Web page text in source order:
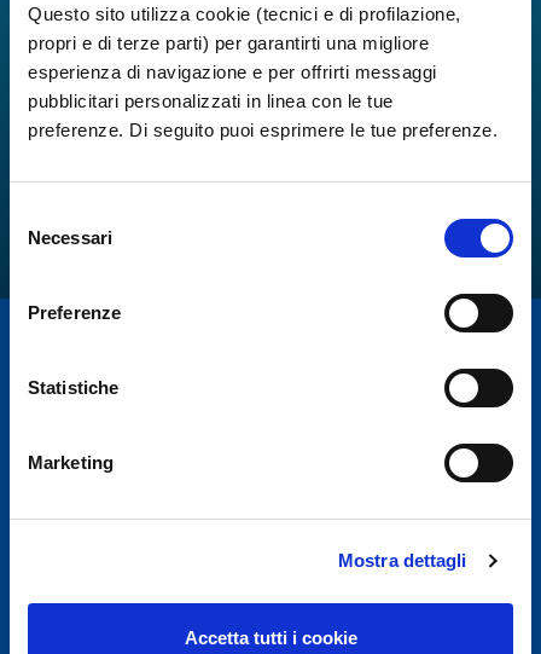
Questo sito utilizza cookie (tecnici e di profilazione,
propri e di terze parti) per garantirti una migliore
esperienza di navigazione e per offrirti messaggi
pubblicitari personalizzati in linea con le tue
preferenze. Di seguito puoi esprimere le tue preferenze.
delNecessari
Preferenze
Statistiche
Marketing
Mostra dettagli
Accetta tutti i cookie
alle 03:30, salvo eccezionale ritardo voli.